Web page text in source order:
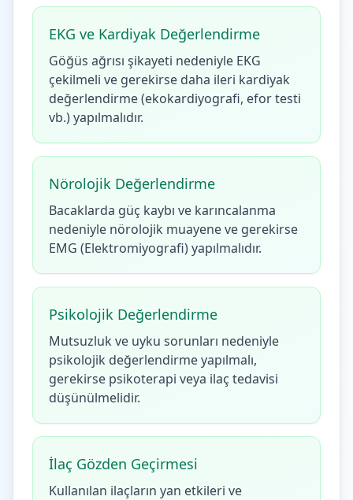
EKG ve Kardiyak Değerlendirme
Göğüs ağrısı şikayeti nedeniyle EKG
çekilmeli ve gerekirse daha ileri kardiyak
değerlendirme (ekokardiyografi, efor testi
vb.) yapılmalıdır.
Nörolojik Değerlendirme
Bacaklarda güç kaybı ve karıncalanma
nedeniyle nörolojik muayene ve gerekirse
EMG (Elektromiyografi) yapılmalıdır.
Psikolojik Değerlendirme
Mutsuzluk ve uyku sorunları nedeniyle
psikolojik değerlendirme yapılmalı,
gerekirse psikoterapi veya ilaç tedavisi
düşünülmelidir.
İlaç Gözden Geçirmesi
Kullanılan ilaçların yan etkileri ve